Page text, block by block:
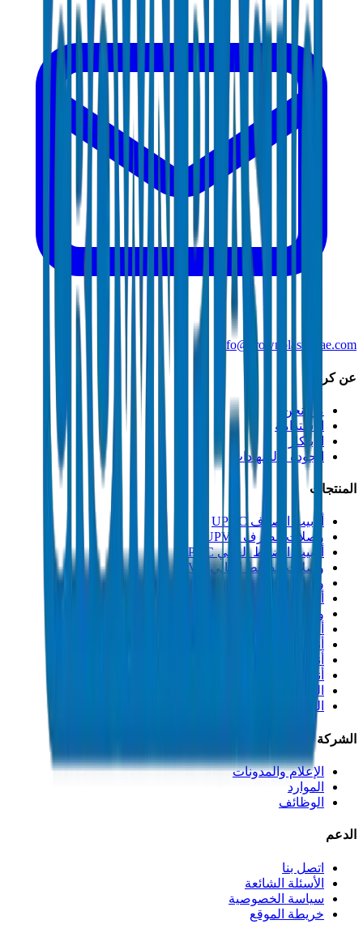
info@crownplasticuae.com
عن كراون
من نحن
الاستدامة
الابتكار
الجودة والشهادات
المنتجات
أنابيب الصرف UPVC
وصلات الصرف UPVC
أنابيب الضغط العالي PVC
وصلات الضغط العالي PVC
وصلات PVC جدول 40
أنابيب مجاري PVC
وصلات مجاري PVC
أنابيب القنوات PVC
أنابيب PP-R
أنابيب HDPE
أنابيب PEX
التصنيعات والإكسسوارات
المذيبات
الشركة
الإعلام والمدونات
الموارد
الوظائف
الدعم
اتصل بنا
الأسئلة الشائعة
سياسة الخصوصية
خريطة الموقع